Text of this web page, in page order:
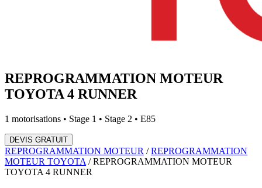
REPROGRAMMATION MOTEUR
TOYOTA 4 RUNNER
1 motorisations • Stage 1 • Stage 2 • E85
DEVIS GRATUIT
REPROGRAMMATION MOTEUR /REPROGRAMMATION
MOTEUR TOYOTA /REPROGRAMMATION MOTEUR
TOYOTA 4 RUNNER